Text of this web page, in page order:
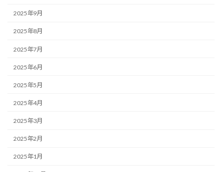
2025年9月
2025年8月
2025年7月
2025年6月
2025年5月
2025年4月
2025年3月
2025年2月
2025年1月